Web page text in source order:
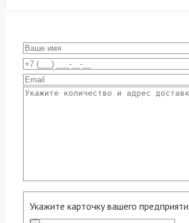
Укажите карточку вашего